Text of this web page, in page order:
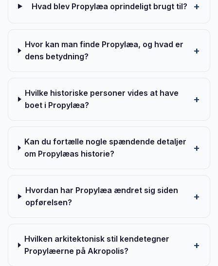
Hvad blev Propylæa oprindeligt brugt til?
Hvor kan man finde Propylæa, og hvad er
dens betydning?
Hvilke historiske personer vides at have
boet i Propylæa?
Kan du fortælle nogle spændende detaljer
om Propylæas historie?
Hvordan har Propylæa ændret sig siden
opførelsen?
Hvilken arkitektonisk stil kendetegner
Propylæerne på Akropolis?